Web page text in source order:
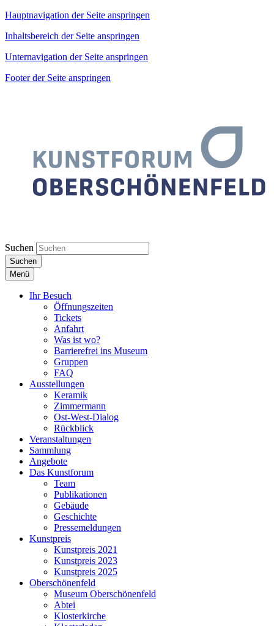
Hauptnavigation der Seite anspringen
Inhaltsbereich der Seite anspringen
Unternavigation der Seite anspringen
Footer der Seite anspringen
Suchen
Suchen
Menü
Ihr Besuch
Öffnungszeiten
Tickets
Anfahrt
Was ist wo?
Barrierefrei ins Museum
Gruppen
FAQ
Ausstellungen
Keramik
Zimmermann
Ost-West-Dialog
Rückblick
Veranstaltungen
Sammlung
Angebote
Das Kunstforum
Team
Publikationen
Gebäude
Geschichte
Pressemeldungen
Kunstpreis
Kunstpreis 2021
Kunstpreis 2023
Kunstpreis 2025
Oberschönenfeld
Museum Oberschönenfeld
Abtei
Klosterkirche